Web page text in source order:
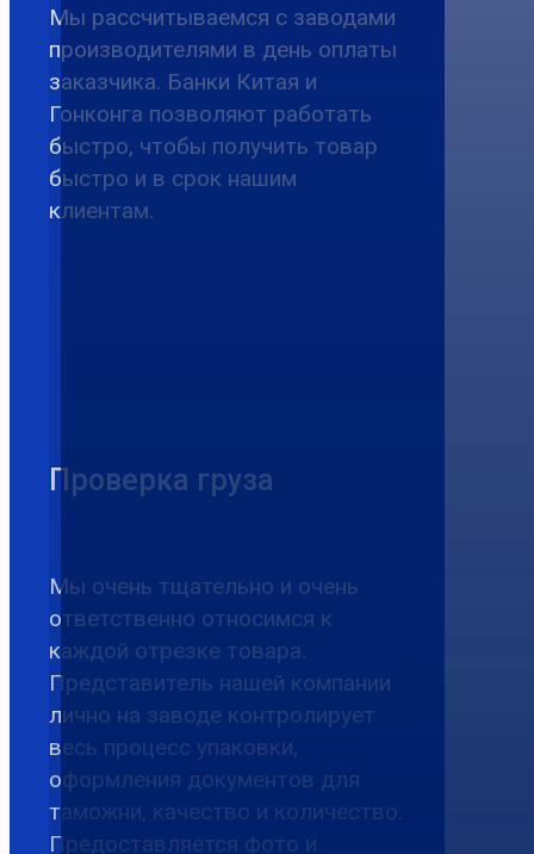
Мы рассчитываемся с заводами
производителями в день оплаты
заказчика. Банки Китая и
Гонконга позволяют работать
быстро, чтобы получить товар
быстро и в срок нашим
клиентам.
Проверка груза
Мы очень тщательно и очень
ответственно относимся к
каждой отрезке товара.
Представитель нашей компании
лично на заводе контролирует
весь процесс упаковки,
оформления документов для
таможни, качество и количество.
Предоставляется фото и